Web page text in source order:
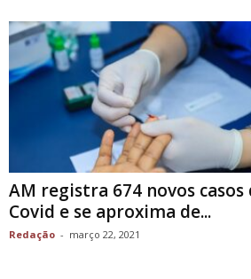
AM registra 674 novos casos
Covid e se aproxima de...
Redação - março 22, 2021